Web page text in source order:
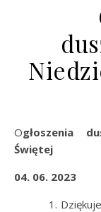
Ogłoszenia duszpasterskie na Niedziele Trójcy
Świętej
04. 06. 2023
1.